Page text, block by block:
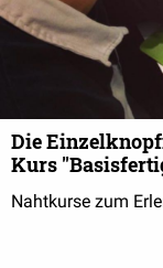
Die
Kurs
Nahtkurse zum